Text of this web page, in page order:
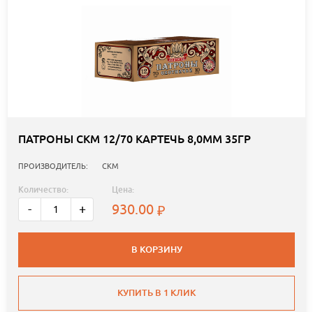
ПАТРОНЫ СКМ 12/70 КАРТЕЧЬ 8,0ММ 35ГР
ПРОИЗВОДИТЕЛЬ: СКМ
Количество:
- +
Цена:
930.00
В КОРЗИНУ
КУПИТЬ В 1 КЛИК